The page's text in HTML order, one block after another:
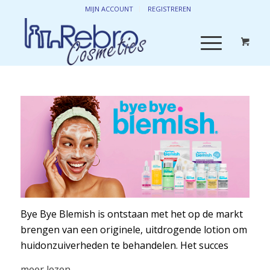
MIJN ACCOUNT REGISTREREN
Bye Bye Blemish is ontstaan met het op de markt
brengen van een originele, uitdrogende lotion om
huidonzuiverheden te behandelen. Het succes